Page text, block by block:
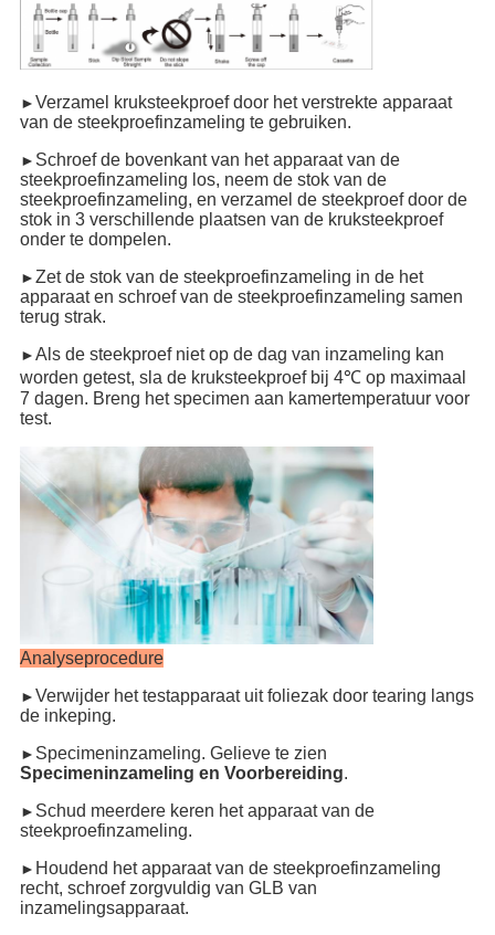
►Verzamel kruksteekproef door het verstrekte apparaat
van de steekproefinzameling te gebruiken.
► Schroef de bovenkant van het apparaat van de
steekproefinzameling los, neem de stok van de
steekproefinzameling, en verzamel de steekproef door de
stok in 3 verschillende plaatsen van de kruksteekproef
onder te dompelen.
►Zet de stok van de steekproefinzameling in de het
apparaat en schroef van de steekproefinzameling samen
terug strak.
►Als de steekproef niet op de dag van inzameling kan
worden getest, sla de kruksteekproef bij 4℃ op maximaal
7 dagen. Breng het specimen aan kamertemperatuur voor
test.
Analyseprocedure
►Verwijder het testapparaat uit foliezak door tearing langs
de inkeping.
► Specimeninzameling. Gelieve te zien
Specimeninzameling en Voorbereiding.
► Schud meerdere keren het apparaat van de
steekproefinzameling.
► Houdend het apparaat van de steekproefinzameling
recht, schroef zorgvuldig van GLB van
inzamelingsapparaat.